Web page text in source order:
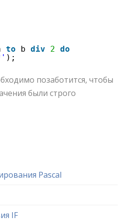
to b div 2 do
);
позаботится, чтобы
были строго
Pascal
IF